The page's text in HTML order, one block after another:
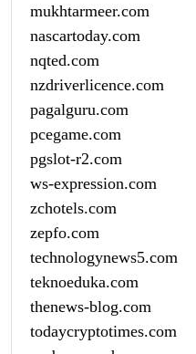
mukhtarmeer.com
nascartoday.com
nqted.com
nzdriverlicence.com
pagalguru.com
pcegame.com
pgslot-r2.com
ws-expression.com
zchotels.com
zepfo.com
technologynews5.com
teknoeduka.com
thenews-blog.com
todaycryptotimes.com